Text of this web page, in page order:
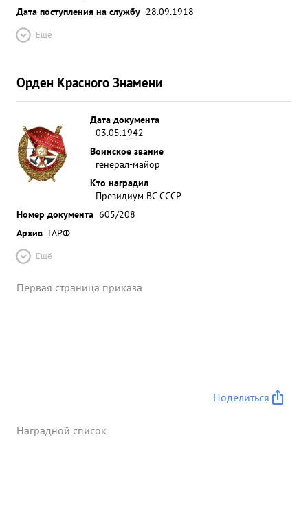
Дата поступления на службу 28.09.1918
Ещё
Орден Красного Знамени
Дата документа
03.05.1942
Воинское звание
генерал-майор
Кто наградил
Президиум ВС СССР
Номер документа 605/208
Архив ГАРФ
Ещё
Первая страница приказа
Поделиться
Наградной список